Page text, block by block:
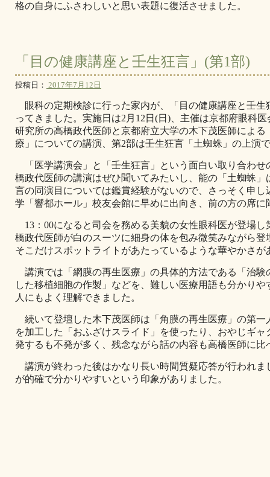
格の自身にふさわしいと思い表題に復活させました。
「目の健康講座と壬生狂言」(第1部)
投稿日： 2017年7月12日
眼科の定期検診に行った家内が、「目の健康講座と壬生
ってきました。実施日は2月12日(日)、主催は京都府眼科
研究所の高橋政代医師と京都府立大学の木下茂医師によ
療」についての講演、第2部は壬生狂言「土蜘蛛」の上演
「医学講演会」と「壬生狂言」という面白い取り合わせ
橋政代医師の講演はぜひ聞いてみたいし、能の「土蜘蛛
言の同演目については鑑賞経験がないので、さっそく申
学「響都ホール」校友会館に早めに出向き、前の方の席に
13：00になると司会を務める美貌の女性眼科医が登場し
橋政代医師が白のスーツに細身の体を包み微笑みながら
そこだけスポットライトがあたっているような華やかさが
講演では「網膜の再生医療」の具体的方法である「治験
した移植細胞の作製」などを、難しい医療用語も分かり
人にもよく理解できました。
続いて登壇した木下茂医師は「角膜の再生医療」の第一
を加工した「おふざけスライド」を使ったり、おやじギ
発するも不発が多く、残念ながら話の内容も高橋医師に
講演が終わった後はかなり長い時間質疑応答が行われま
が的確で分かりやすいという印象がありました。